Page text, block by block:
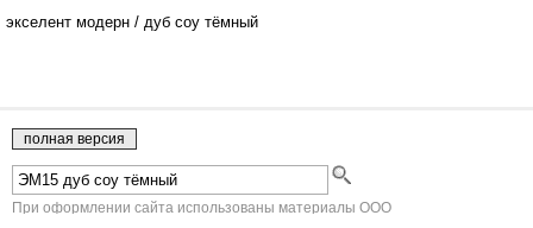
экселент модерн / дуб соу тёмный
При оформлении сайта использованы материалы ООО